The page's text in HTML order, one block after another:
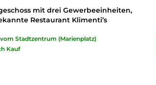
mit drei Gewerbeeinheiten,
Restaurant Klimenti’s
Stadtzentrum (Marienplatz)
Kauf